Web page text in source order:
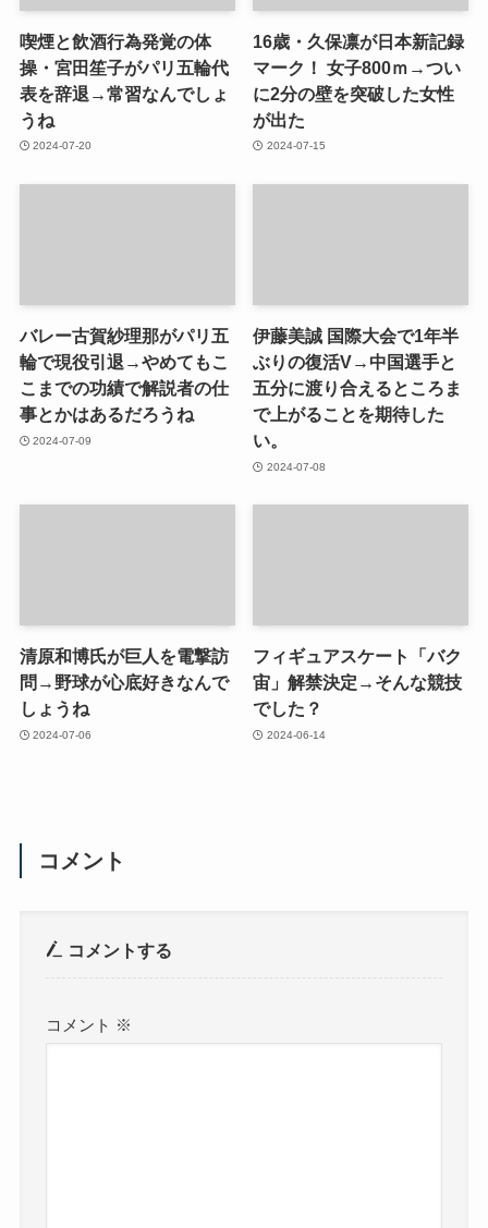
喫煙と飲酒行為発覚の体
操・宮田笙子がパリ五輪代
表を辞退→常習なんでしょ
うね
2024-07-20
16歳・久保凛が日本新記録
マーク！ 女子800ｍ→つい
に2分の壁を突破した女性
が出た
2024-07-15
バレー古賀紗理那がパリ五
輪で現役引退→やめてもこ
こまでの功績で解説者の仕
事とかはあるだろうね
2024-07-09
伊藤美誠 国際大会で1年半
ぶりの復活V→中国選手と
五分に渡り合えるところま
で上がることを期待した
い。
2024-07-08
清原和博氏が巨人を電撃訪
問→野球が心底好きなんで
しょうね
2024-07-06
フィギュアスケート「バク
宙」解禁決定→そんな競技
でした？
2024-06-14
コメント
コメントする
コメント ※